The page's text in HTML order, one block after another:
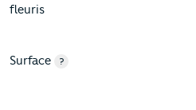
fleuris
Surface ?